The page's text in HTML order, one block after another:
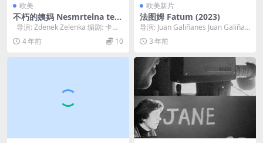
欧美
不朽的姨妈 Nesmrtelna teta
(1993)
导演: Zdenek Zelenka 编剧: 卡雷
尔·亚罗米尔·埃...
4 年前 10
欧美新片
法图姆 Fatum (2023)
导演: Juan Galiñanes Juan Galiñan
es 编剧: Ju...
3 年前